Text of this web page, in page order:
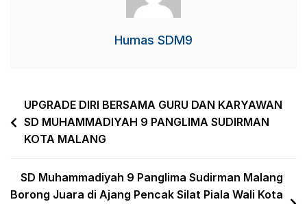
Humas SDM9
UPGRADE DIRI BERSAMA GURU DAN KARYAWAN
SD MUHAMMADIYAH 9 PANGLIMA SUDIRMAN
KOTA MALANG
SD Muhammadiyah 9 Panglima Sudirman Malang
Borong Juara di Ajang Pencak Silat Piala Wali Kota